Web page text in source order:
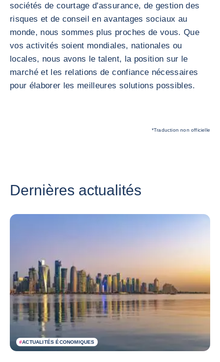
sociétés de courtage d'assurance, de gestion des
risques et de conseil en avantages sociaux au
monde, nous sommes plus proches de vous. Que
vos activités soient mondiales, nationales ou
locales, nous avons le talent, la position sur le
marché et les relations de confiance nécessaires
pour élaborer les meilleures solutions possibles.
*Traduction non officielle
Dernières actualités
#ACTUALITÉS ÉCONOMIQUES